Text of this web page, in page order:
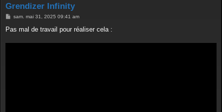
Grendizer Infinity
M
s
sam. mai 31, 2025 09:41 am
Pas mal de travail pour réaliser cela :